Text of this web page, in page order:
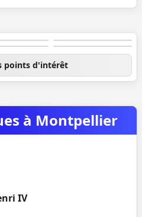
Pierre
Arc de
Triomphe
de
Roch
Quartier
Antigone
points d'intérêt
à Montpellier
IV